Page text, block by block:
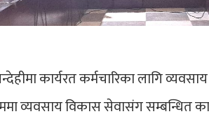
कार्यरत कर्मचारिका लागि
व्यवसाय विकास सेवासंग सम्बन्धित